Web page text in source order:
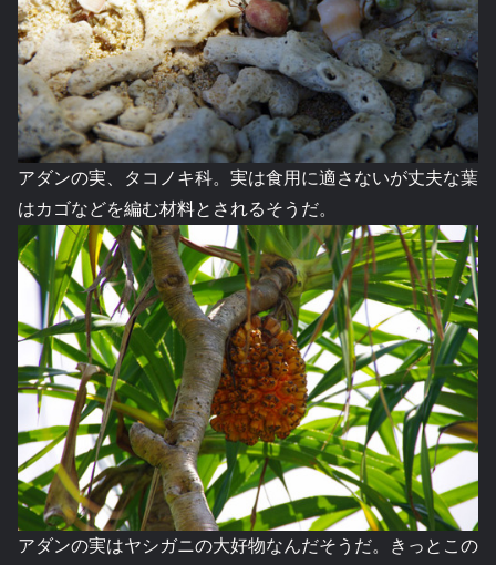
アダンの実、タコノキ科。実は食用に適さないが丈夫な葉
はカゴなどを編む材料とされるそうだ。
アダンの実はヤシガニの大好物なんだそうだ。きっとこの